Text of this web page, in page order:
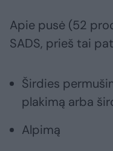
Apie pusė (52
SADS, prieš tai
Širdies
plakimą arba
Alpimą